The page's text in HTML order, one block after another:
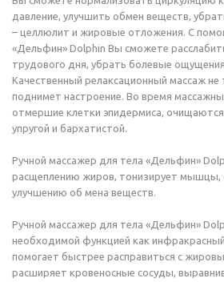
давление, улучшить обмен веществ,
– целлюлит и жировые отложения. С
«Дельфин» Dolphin Вы сможете
трудового дня, убрать болевые
Качественный релаксационный массаж
поднимет настроение. Во время
отмершие клетки эпидермиса,
упругой и бархатистой.
Ручной массажер для тела «Дельфин»
расщеплению жиров, тонизирует мышцы,
улучшению об мена веществ.
Ручной массажер для тела «Дельфин»
необходимой функцией как
помогает быстрее расправиться с
расширяет кровеносные сосуды,